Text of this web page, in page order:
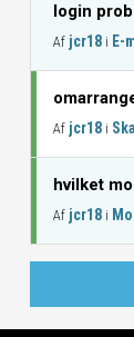
login
Af jcr18 i E-
Af jcr18 i
hvilket
Af jcr18 i